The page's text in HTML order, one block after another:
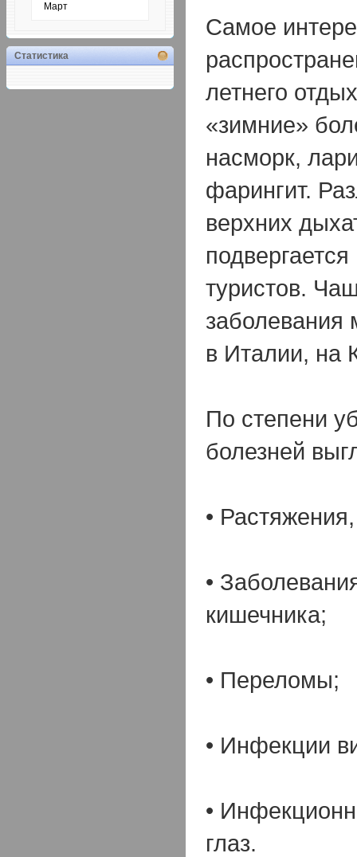
Самое
летнего
«зимние»
насморк,
фарингит.
верхних
подвергается
туристов.
заболевания
в Италии, на
По степени
болезней
•
•
кишечника;
• Переломы;
• Инфекции
•
глаз.
Март
Статистика